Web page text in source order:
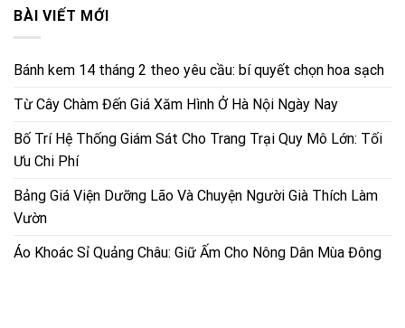
BÀI VIẾT MỚI
Bánh kem 14 tháng 2 theo yêu cầu: bí quyết chọn hoa sạch
Từ Cây Chàm Đến Giá Xăm Hình Ở Hà Nội Ngày Nay
Bố Trí Hệ Thống Giám Sát Cho Trang Trại Quy Mô Lớn: Tối
Ưu Chi Phí
Bảng Giá Viện Dưỡng Lão Và Chuyện Người Già Thích Làm
Vườn
Áo Khoác Sỉ Quảng Châu: Giữ Ấm Cho Nông Dân Mùa Đông